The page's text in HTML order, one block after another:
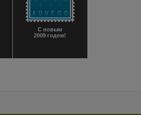
С новым
2009 годом!